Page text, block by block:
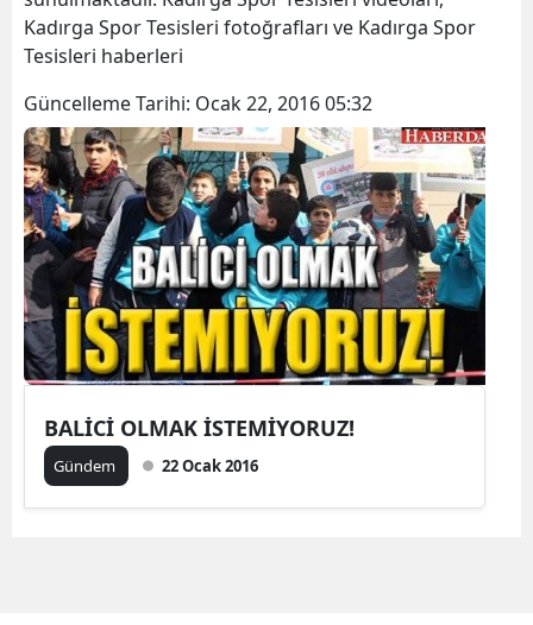
Kadırga Spor Tesisleri fotoğrafları ve Kadırga Spor
Tesisleri haberleri
Güncelleme Tarihi: Ocak 22, 2016 05:32
BALİCİ OLMAK İSTEMİYORUZ!
Gündem 22 Ocak 2016